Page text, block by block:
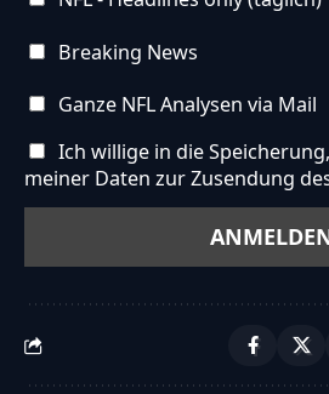
Breaking News
Ganze NFL Analysen via Mail
Ich willige in die
meiner Daten zur Zusendung